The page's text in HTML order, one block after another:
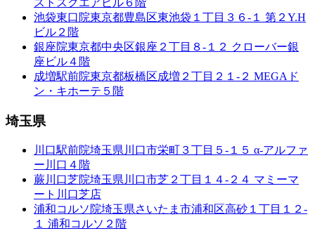
池袋東口院東京都豊島区東池袋１丁目３６-１ 第２Y.H
ビル２階
銀座院東京都中央区銀座２丁目８-１２ クローバー銀
座ビル４階
成増駅前院東京都板橋区成増２丁目２１-２ MEGAド
ン・キホーテ５階
埼玉県
川口駅前院埼玉県川口市栄町３丁目５-１５ α-アルファ
ー川口４階
蕨川口芝院埼玉県川口市芝２丁目１４-２４ マミーマ
ート川口芝店
浦和コルソ院埼玉県さいたま市浦和区高砂１丁目１２-
１ 浦和コルソ２階